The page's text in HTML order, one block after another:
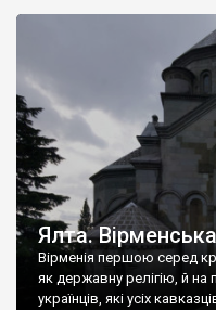
Херсонесі Володимир-
А потім було Хрещення
Ялта.
Вірменія першою серед
як державну релігію, й на
українців, які усіх